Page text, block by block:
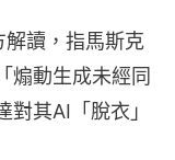
解讀，指馬斯克
煽動生成未經同
其AI「脫衣」